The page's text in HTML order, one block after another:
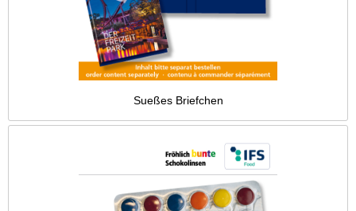
Sueßes Briefchen